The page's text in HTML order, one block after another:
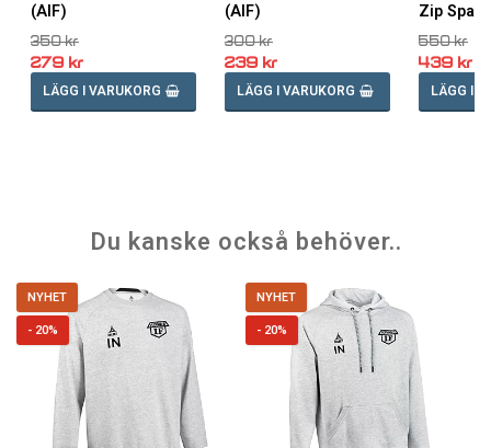
(AIF)
350 kr
279 kr
LÄGG I VARUKORG
(AIF)
300 kr
239 kr
LÄGG I VARUKORG
Zip
550 kr
439 kr
LÄGG I
Du kanske också behöver..
NYHET
- 20%
NYHET
- 20%